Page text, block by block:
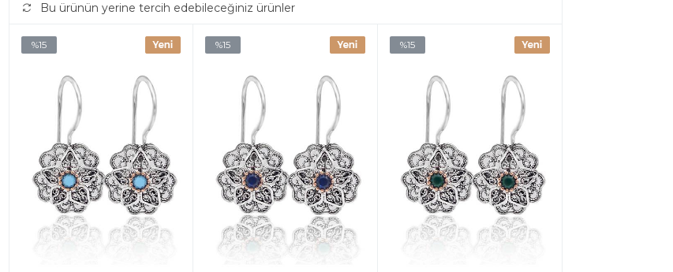
Bu ürünün yerine tercih edebileceğiniz ürünler
%15 %15 %15